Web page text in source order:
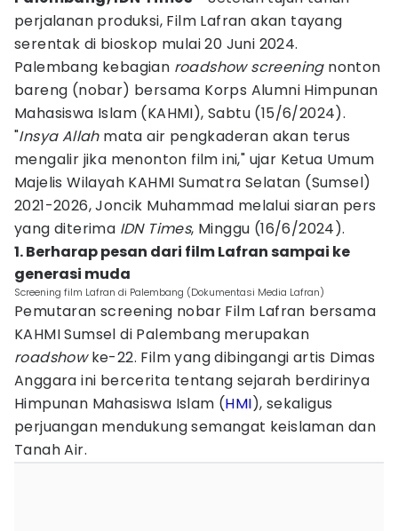
perjalanan produksi, Film Lafran akan tayang
serentak di bioskop mulai 20 Juni 2024.
Palembang kebagian roadshow screeningnonton
bareng (nobar) bersama Korps Alumni Himpunan
Mahasiswa Islam (KAHMI), Sabtu (15/6/2024).
"Insya Allahmata air pengkaderan akan terus
mengalir jika menonton film ini," ujar Ketua Umum
Majelis Wilayah KAHMI Sumatra Selatan (Sumsel)
2021-2026, Joncik Muhammad melalui siaran pers
yang diterima IDN Times, Minggu (16/6/2024).
1. Berharap pesan dari film Lafran sampai ke
generasi muda
Screening film Lafran di Palembang (Dokumentasi Media Lafran)
Pemutaran screening nobar Film Lafran bersama
KAHMI Sumsel di Palembang merupakan
roadshowke-22. Film yang dibingangi artis Dimas
Anggara ini bercerita tentang sejarah berdirinya
Himpunan Mahasiswa Islam (HMI), sekaligus
perjuangan mendukung semangat keislaman dan
Tanah Air.